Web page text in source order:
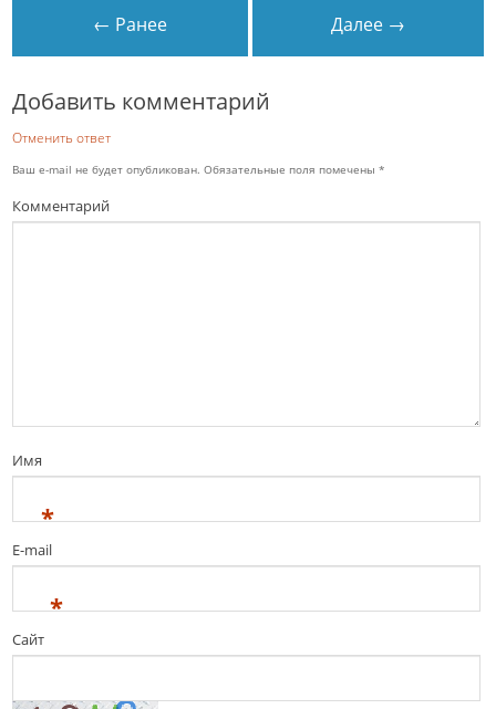
← Ранее Далее →
Добавить комментарий
Отменить ответ
Ваш e-mail не будет опубликован. Обязательные поля помечены*
Комментарий
Имя
*
E-mail
*
Сайт